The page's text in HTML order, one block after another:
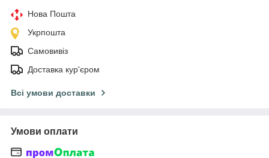
Нова Пошта
Укрпошта
Самовивіз
Доставка кур'єром
Всі умови доставки
Умови оплати